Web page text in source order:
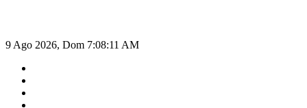
9 Ago 2026, Dom 7:08:12 AM